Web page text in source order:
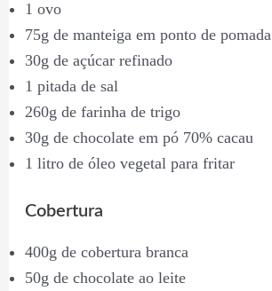
1 ovo
75g de manteiga em ponto de pomada
30g de açúcar refinado
1 pitada de sal
260g de farinha de trigo
30g de chocolate em pó 70% cacau
1 litro de óleo vegetal para fritar
Cobertura
400g de cobertura branca
50g de chocolate ao leite